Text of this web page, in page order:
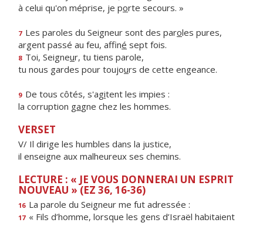
à celui qu'on méprise, je porte secours. »
7 Les paroles du Seigneur sont des paroles pures,
argent passé au feu, affiné sept fois.
8 Toi, Seigneur, tu tiens parole,
tu nous gardes pour toujours de cette engeance.
9 De tous côtés, s'agitent les impies :
la corruption gagne chez les hommes.
VERSET
V/ Il dirige les humbles dans la justice,
il enseigne aux malheureux ses chemins.
LECTURE : « JE VOUS DONNERAI UN ESPRIT
NOUVEAU » (EZ 36, 16-36)
16 La parole du Seigneur me fut adressée :
17 « Fils d’homme, lorsque les gens d’Israël habitaient